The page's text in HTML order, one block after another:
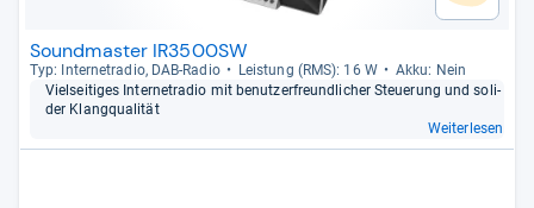
Soundmaster IR3500SW
Typ: Inter­ne­tra­dio, DAB-​Radio Leis­tung (RMS): 16 W
Akku: Nein
Viel­sei­ti­ges Inter­ne­tra­dio mit benut­zer­freund­li­cher Steue­rung und soli­
der Klang­qua­li­tät
Weiterlesen